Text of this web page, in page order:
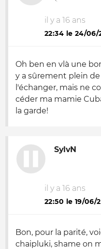
il y a 16 ans
22:34 le 24/06/
Oh ben en vlà une
y a sûrement plein
l'échanger, mais ne
céder ma mamie
la garde!
SylvN
il y a 16 ans
22:50 le 19/06/
Bon, pour la parité,
chaipluki, shame on